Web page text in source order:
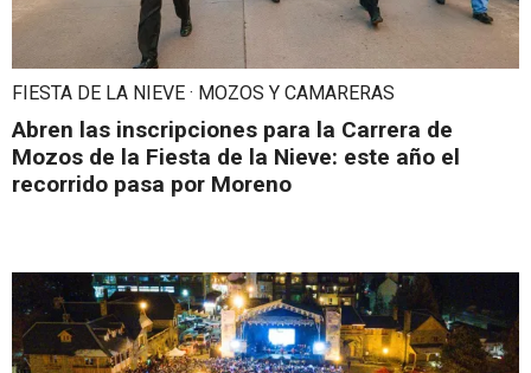
FIESTA DE LA NIEVE · MOZOS Y CAMARERAS
Abren las inscripciones para la Carrera de
Mozos de la Fiesta de la Nieve: este año el
recorrido pasa por Moreno